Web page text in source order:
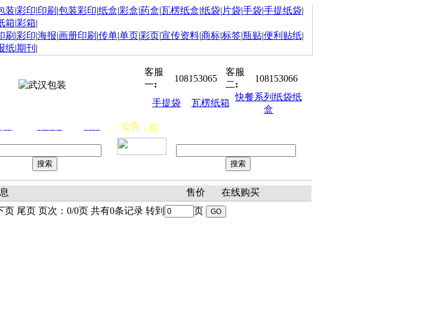
装|彩印|印刷 |包装彩印|纸盒|彩盒|药盒|瓦楞纸盒|纸袋| 片袋|手袋|手提纸袋|
箱|彩箱|
刷 |彩印|海报|画册印刷 |传单|单页|彩页|宣传资料|商标|标签|瓶贴|便利贴纸|
纸|期刊 |
客服
一:
108153065
客服
二:
108153066
手提袋 瓦楞纸箱
快餐系列纸袋纸
盒
公告：
新冠已开工! 祝大家身体健康,生意红
红
招聘：平面设计师、销售助理、客户
代表
售价
在线购买
页 尾页 页次：0/0页 共有0条记录 转到
页